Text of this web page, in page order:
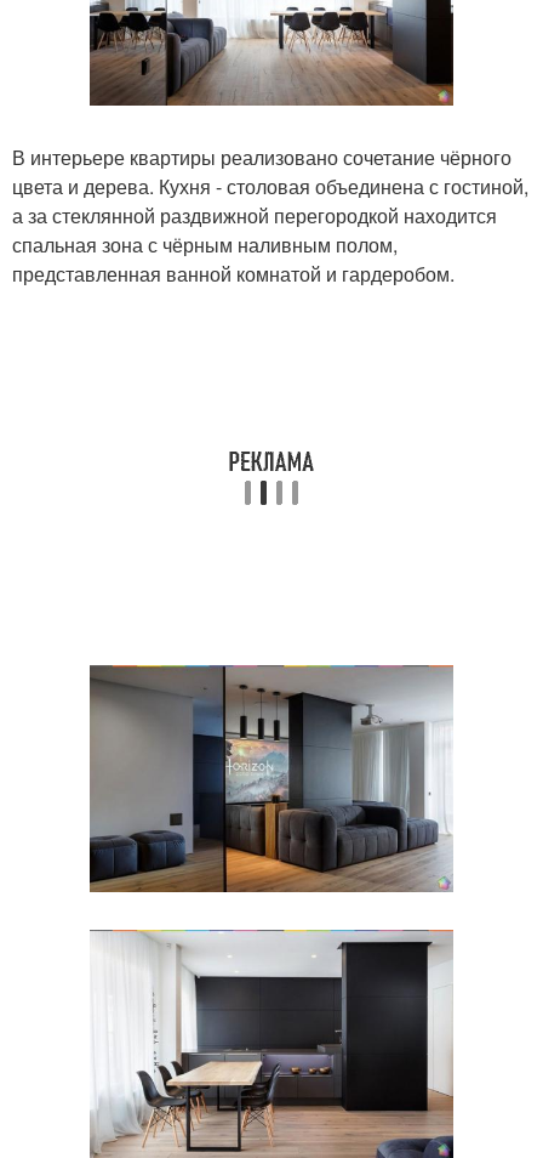
В интерьере квартиры реализовано сочетание чёрного
цвета и дерева. Кухня - столовая объединена с гостиной,
а за стеклянной раздвижной перегородкой находится
спальная зона с чёрным наливным полом,
представленная ванной комнатой и гардеробом.